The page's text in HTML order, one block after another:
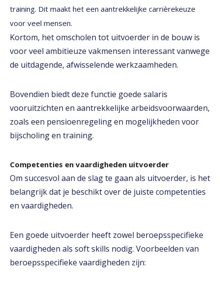
training. Dit maakt het een aantrekkelijke carrièrekeuze
voor veel mensen.
Kortom, het omscholen tot uitvoerder in de bouw is
voor veel ambitieuze vakmensen interessant vanwege
de uitdagende, afwisselende werkzaamheden.
Bovendien biedt deze functie goede salaris
vooruitzichten en aantrekkelijke arbeidsvoorwaarden,
zoals een pensioenregeling en mogelijkheden voor
bijscholing en training.
Competenties en vaardigheden uitvoerder
Om succesvol aan de slag te gaan als uitvoerder, is het
belangrijk dat je beschikt over de juiste competenties
en vaardigheden.
Een goede uitvoerder heeft zowel beroepsspecifieke
vaardigheden als soft skills nodig. Voorbeelden van
beroepsspecifieke vaardigheden zijn: